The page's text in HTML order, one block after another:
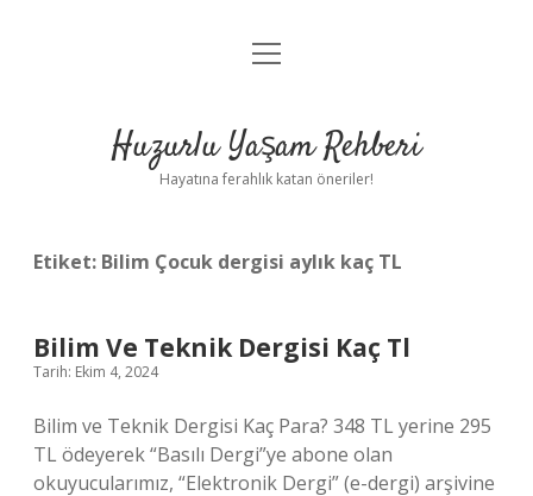
Anasayfa
Yasal Uyarı
menüyü
Huzurlu Yaşam Rehberi
Hayatına ferahlık katan öneriler!
Etiket: Bilim Çocuk dergisi aylık kaç TL
Bilim Ve Teknik Dergisi Kaç Tl
Tarih: Ekim 4, 2024
Bilim ve Teknik Dergisi Kaç Para? 348 TL yerine 295
TL ödeyerek “Basılı Dergi”ye abone olan
okuyucularımız, “Elektronik Dergi” (e-dergi) arşivine